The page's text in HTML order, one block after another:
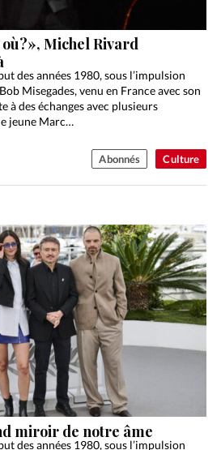
Culture
Michel Rivard
des années 1980, sous l’impulsion
Misegades, venu en France avec son
à des échanges avec plusieurs
jeune Marc…
Abonnés
miroir de notre âme
des années 1980, sous l’impulsion